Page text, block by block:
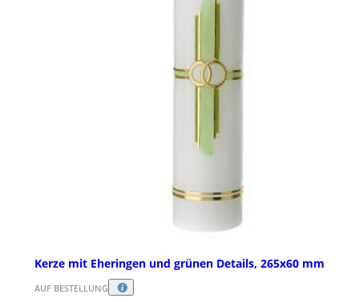
Kerze mit Eheringen und grünen Details, 265x60 mm
AUF BESTELLUNG